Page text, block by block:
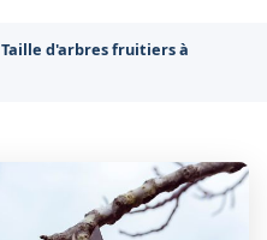
Taille d'arbres fruitiers à